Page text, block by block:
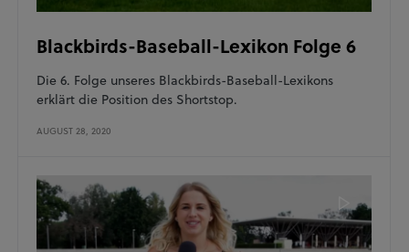
Blackbirds-Baseball-Lexikon Folge 6
Die 6. Folge unseres Blackbirds-Baseball-Lexikons
erklärt die Position des Shortstop.
AUGUST 28, 2020